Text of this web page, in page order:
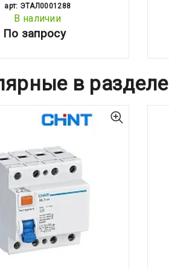
арт: ЭТАЛ0001288
В наличии
По запросу
в разделе